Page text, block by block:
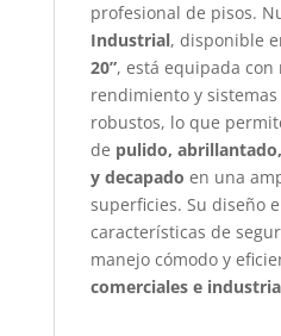
profesional de pisos.
Industrial, disponible
20”, está equipada con
rendimiento y
robustos, lo que
de pulido,
y decapado en una
superficies. Su diseño
características de
manejo cómodo y
comerciales e